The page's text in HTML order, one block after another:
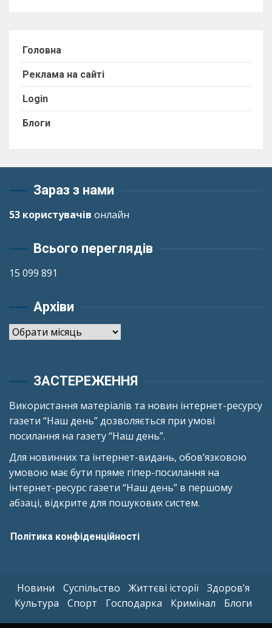
Головна
Реклама на сайті
Login
Блоги
Зараз з нами
53 користувачів онлайн
Всього переглядів
15 099 891
Архіви
Архіви
ЗАСТЕРЕЖЕННЯ
Використання матеріалів та новин інтернет-ресурсу
газети “Наш день” дозволяється при умові
посилання на газету “Наш день”.
Для новинних та інтернет-видань, обов’язковою
умовою має бути пряме гіпер-посилання на
інтернет-ресурс газети “Наш день” в першому
абзаці, відкрите для пошукових систем.
Політика конфіденційності
Новини Суспільство Життєві історії
Здоров’я
Культура
Спорт Господарка Кримінал Блоги